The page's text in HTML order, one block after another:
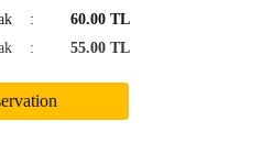
:
60.00 TL
: 55.00 TL